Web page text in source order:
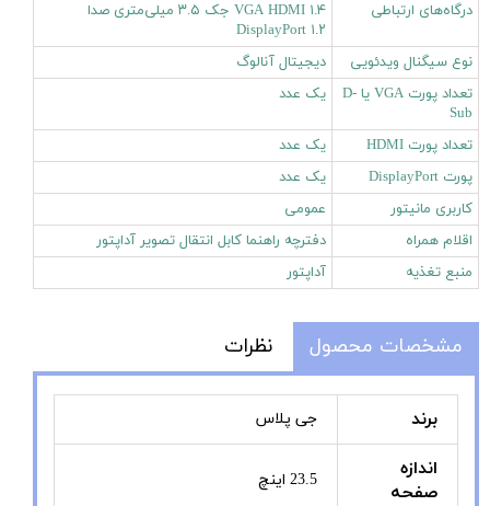
درگاه‌های ارتباطی
VGA HDMI ۱.۴ جک ۳.۵ میلی‌متری صدا
DisplayPort ۱.۲
نوع سیگنال ویدئویی
دیجیتال آنالوگ
تعداد پورت VGA یا D-
Sub
یک عدد
تعداد پورت HDMI
یک عدد
پورت DisplayPort
یک عدد
کاربری مانیتور
عمومی
اقلام همراه
دفترچه‌ راهنما کابل انتقال تصویر آداپتور
منبع تغذیه
آداپتور
مشخصات محصول نظرات
برند جی پلاس
اندازه
صفحه
23.5 اینچ